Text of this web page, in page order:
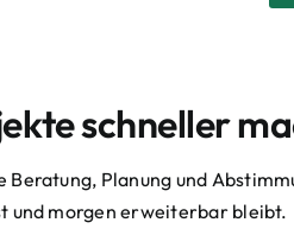
schneller
Planung und
und morgen erweiterbar bleibt.